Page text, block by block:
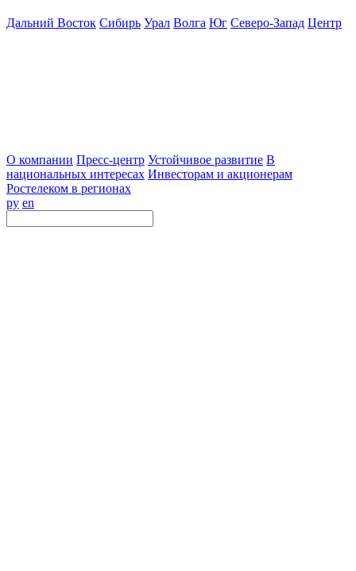
Дальний Восток Сибирь Урал Волга Юг Северо-Запад Центр
О компании Пресс-центр Устойчивое развитие В
национальных интересах Инвесторам и акционерам
Ростелеком в регионах
ру en